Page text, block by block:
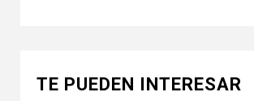
TE PUEDEN INTERESAR